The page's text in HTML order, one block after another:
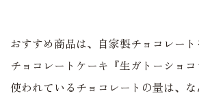
おすすめ商品は、自家製チョコレー
チョコレートケーキ『生ガトーショコ
使われているチョコレートの量は、な